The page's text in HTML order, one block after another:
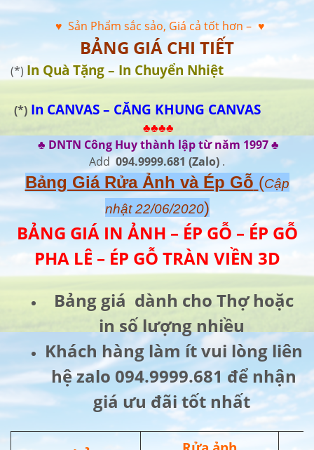
♥ Sản Phẩm sắc sảo, Giá cả tốt hơn – ♥
BẢNG GIÁ CHI TIẾT
(*) In Quà Tặng – In Chuyển Nhiệt
(*) In CANVAS – CĂNG KHUNG CANVAS
♣♣♣♣
♣ DNTN Công Huy thành lập từ năm 1997 ♣
Add 094.9999.681 (Zalo) .
Bảng Giá Rửa Ảnh và Ép Gỗ (Cập
nhật 22/06/2020)
BẢNG GIÁ IN ẢNH – ÉP GỖ – ÉP GỖ
PHA LÊ – ÉP GỖ TRÀN VIỀN 3D
Bảng giá dành cho Thợ hoặc
in số lượng nhiều
Khách hàng làm ít vui lòng liên
hệ zalo 094.9999.681 để nhận
giá ưu đãi tốt nhất